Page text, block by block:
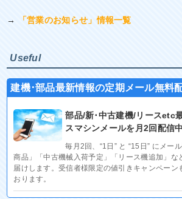
→ 「営業のお知らせ」情報一覧
Useful
建機･部品最新情報の定期メール無料
部品/新･中古建機/リースetc
スマシンメールを月2回配信中
毎月2回、“1日” と “15日” にメー
商品」「中古機械入荷予定」「リース機追加」な
届けします。受信者様限定の値引きキャンペーン
おります。